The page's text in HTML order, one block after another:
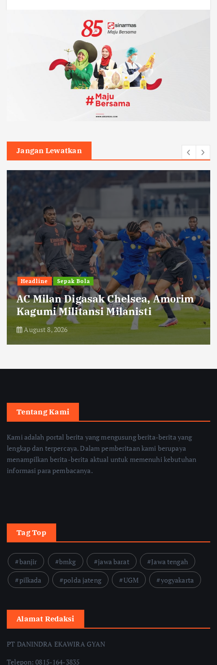
Jangan Lewatkan
Headline Sepak Bola
AC Milan Digasak Chelsea, Amorim
Kagumi Militansi Milanisti
August 8, 2026
Tentang Kami
Kami adalah portal berita yang mengusung berita-berita yang
lengkap dan terpercaya. Dalam pemberitaan kami berupaya
menampilkan berita-berita aktual untuk memenuhi kebutuhan
informasi para pembacanya.
Tag Top
banjir bmkg jawa barat
Jawa tengah
pilkada
polda jateng UGM yogyakarta
Alamat Redaksi
PT DANINDRA EKAWIRA GYAN
Telepon: 0815-164-3835